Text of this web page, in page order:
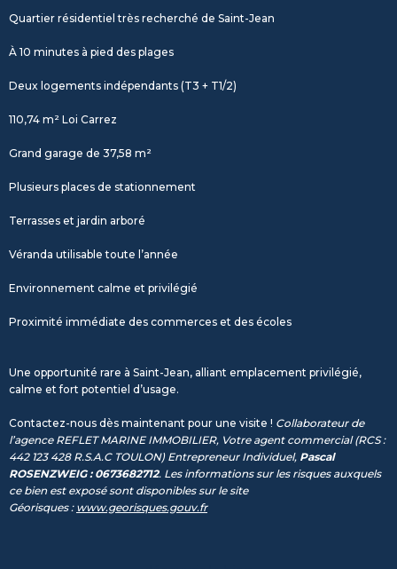
Quartier résidentiel très recherché de Saint-Jean
À 10 minutes à pied des plages
Deux logements indépendants (T3 + T1/2)
110,74 m² Loi Carrez
Grand garage de 37,58 m²
Plusieurs places de stationnement
Terrasses et jardin arboré
Véranda utilisable toute l’année
Environnement calme et privilégié
Proximité immédiate des commerces et des écoles
Une opportunité rare à Saint-Jean, alliant emplacement privilégié,
calme et fort potentiel d’usage.
Contactez-nous dès maintenant pour une visite ! Collaborateur de
l’agence REFLET MARINE IMMOBILIER, Votre agent commercial (RCS :
442 123 428 R.S.A.C TOULON) Entrepreneur Individuel, Pascal
ROSENZWEIG : 0673682712. Les informations sur les risques auxquels
ce bien est exposé sont disponibles sur le site
Géorisques : www.georisques.gouv.fr